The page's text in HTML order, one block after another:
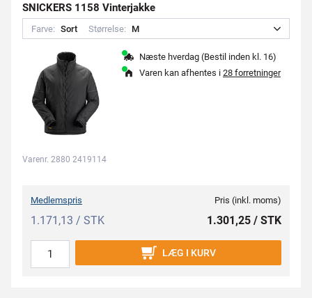
SNICKERS 1158 Vinterjakke
Farve: Sort Størrelse: M
Næste hverdag (Bestil inden kl. 16)
Varen kan afhentes i 28 forretninger
Varenr. 2880 2419114
Medlemspris
1.171,13 / STK
Pris (inkl. moms)
1.301,25 / STK
LÆG I KURV